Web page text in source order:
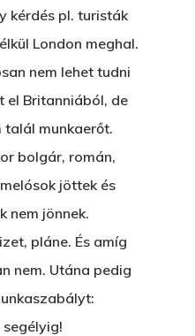
kérdés pl. turisták
London meghal.
nem lehet tudni
el Britanniából, de
talál munkaerőt.
bolgár, román,
jöttek és
nem jönnek.
pláne. És amíg
nem. Utána pedig